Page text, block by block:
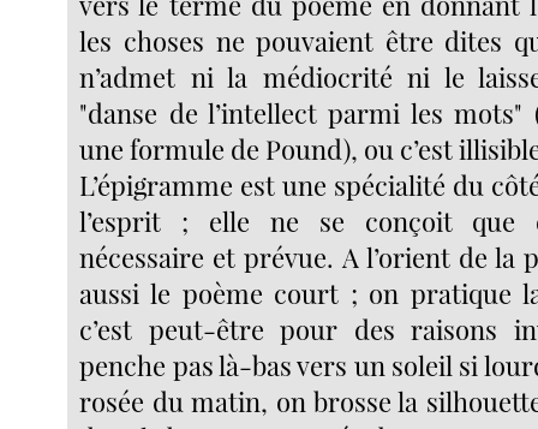
les choses ne pouvaient être dites
n’admet ni la médiocrité ni le
"danse de l’intellect parmi les
une formule de Pound), ou c’est
L’épigramme est une spécialité du
l’esprit ; elle ne se conçoit que
nécessaire et prévue. A l’orient de la
aussi le poème court ; on pratique
c’est peut-être pour des raisons
penche pas là-bas vers un soleil si
rosée du matin, on brosse la